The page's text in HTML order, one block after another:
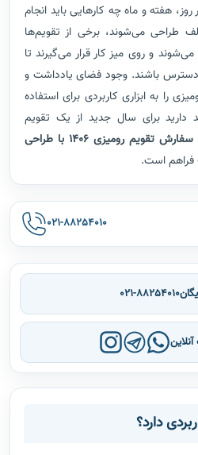
هفته و ماه چه کارهایی باید انجام
طراحی می‌شوند، برخی از تقویم‌ها
و روی میز کار قرار می‌گیرند تا
باشند. وجود فضای یادداشت و
را به ابزاری کاربردی برای استفاده
دارید برای سال جدید از یک تقویم
سفارش تقویم رومیزی 1406 با طراحی
فراهم است.
021-88254010
021-88254010
دارد؟